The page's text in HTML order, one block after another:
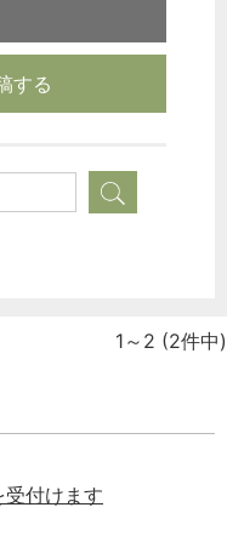
する
1～2 (2件中)
付けます